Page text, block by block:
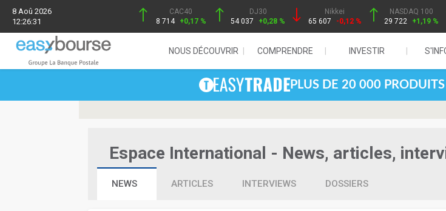
8 Aoû 2026
12:26:31
CAC40
8 714 +0,17 %
DJ30
54 037
+0,28 %
Nikkei
65 607
-0,12 %
NASDAQ 100
29 722
+1,19 %
NOUS DÉCOUVRIR COMPRENDRE INVESTIR
PLUS DE 20 000
Espace International - News, articles,
NEWS ARTICLES INTERVIEWS DOSSIERS